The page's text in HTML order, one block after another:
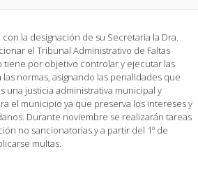
la designación de su Secretaria la Dra.
el Tribunal Administrativo de Faltas
tiene por objetivo controlar y ejecutar las
normas, asignando las penalidades que
una justicia administrativa municipal y
el municipio ya que preserva los intereses y
Durante noviembre se realizarán tareas
no sancionatorias y a partir del 1º de
multas.